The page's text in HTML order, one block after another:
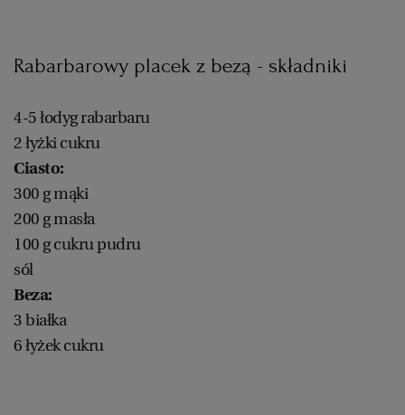
ŁÓDŹ
KULTURALNYSKLEP.PL
Rabarbarowy placek z bezą - składniki
4-5 łodyg rabarbaru
2 łyżki cukru
Ciasto:
300 g mąki
200 g masła
100 g cukru pudru
sól
Beza:
3 białka
6 łyżek cukru